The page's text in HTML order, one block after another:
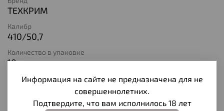
ТЕХКРИМ
Калибр
410/50,7
Количество в упаковке
10
Тип патрона
Пуля экспансивная
Вес пули
Информация на сайте не предназначена для не
совершеннолетних.
Подтвердите, что вам исполнилось 18 лет